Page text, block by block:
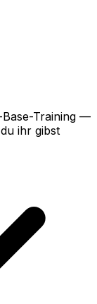
Base-Training —
ihr gibst